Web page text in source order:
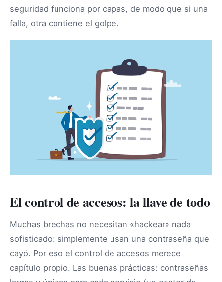
seguridad funciona por capas, de modo que si una
falla, otra contiene el golpe.
El control de accesos: la llave de todo
Muchas brechas no necesitan «hackear» nada
sofisticado: simplemente usan una contraseña que
cayó. Por eso el control de accesos merece
capítulo propio. Las buenas prácticas: contraseñas